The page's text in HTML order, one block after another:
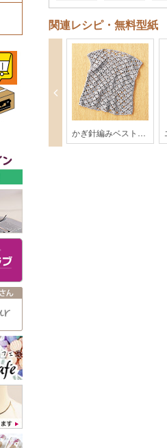
関連レシピ・無料型紙
かぎ針編みベスト【MO1-24SS】